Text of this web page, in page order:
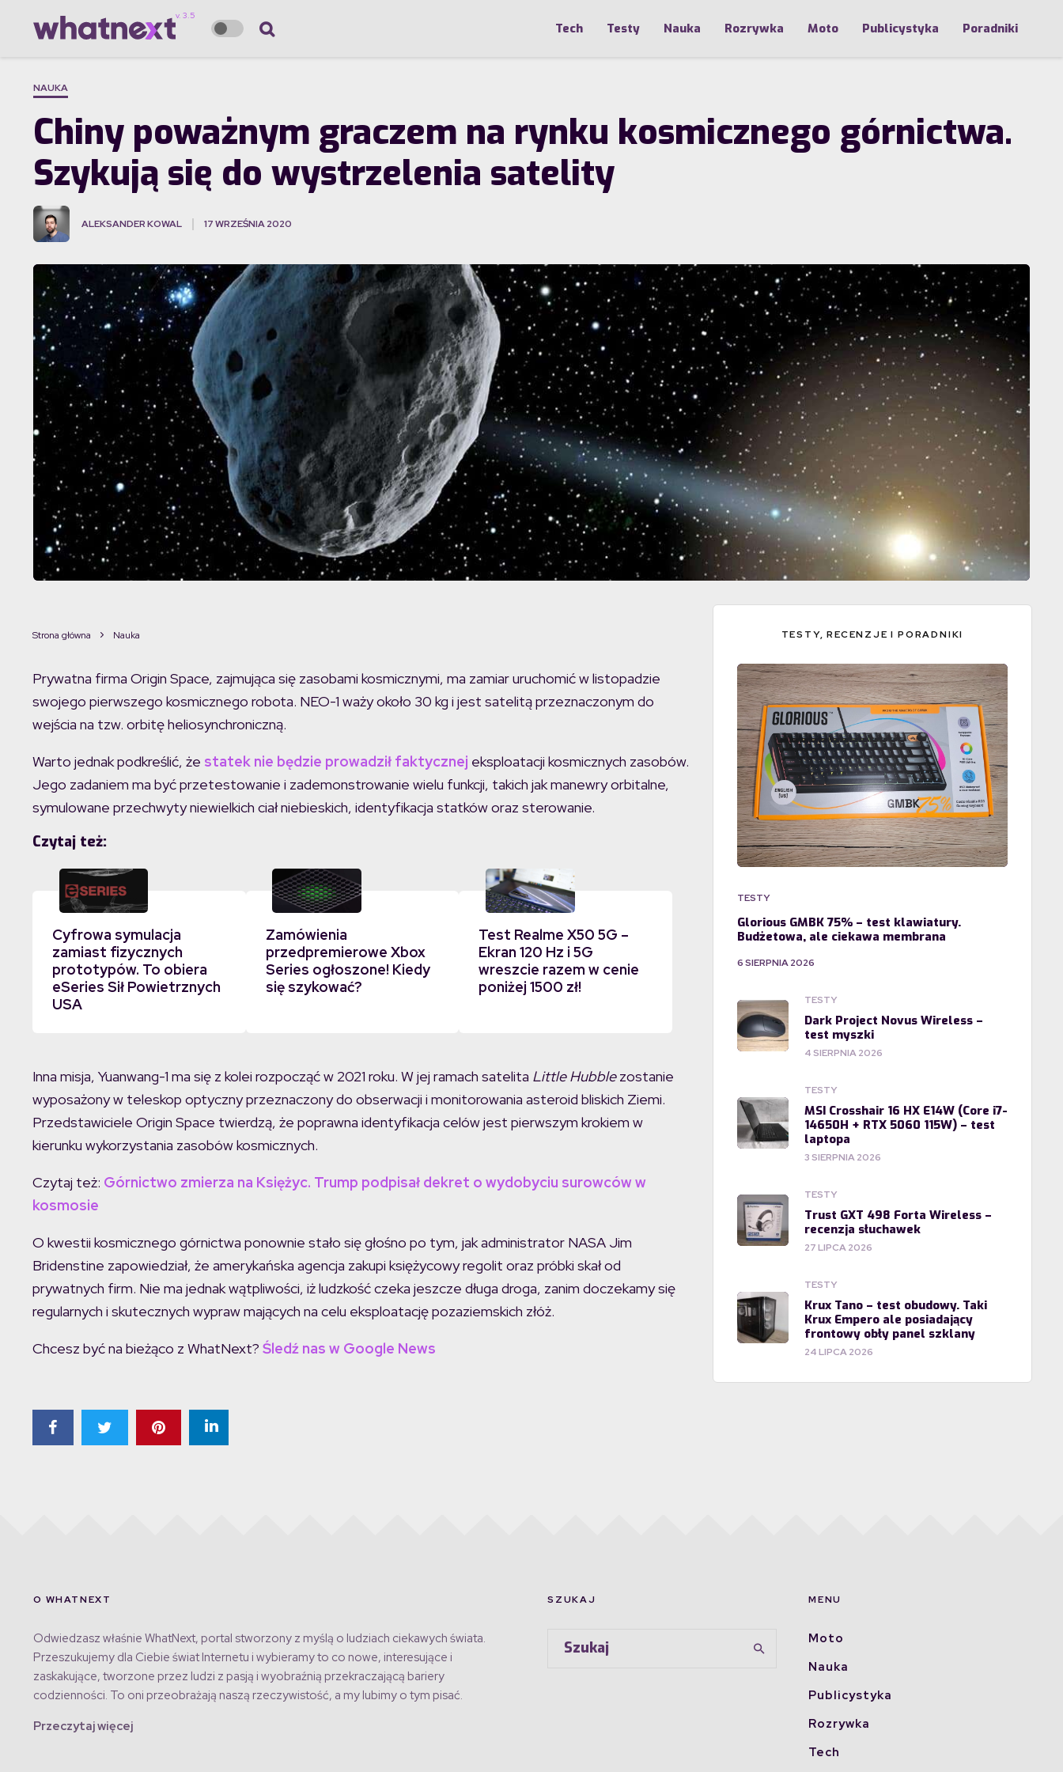
Tech Testy Nauka Rozrywka Moto Publicystyka Poradniki
NAUKA
Chiny poważnym graczem na rynku kosmicznego górnictwa.
Szykują się do wystrzelenia satelity
ALEKSANDER KOWAL 17 WRZEŚNIA 2020
Strona główna Nauka
Prywatna firma Origin Space, zajmująca się zasobami kosmicznymi, ma zamiar uruchomić w listopadzie
swojego pierwszego kosmicznego robota. NEO-1 waży około 30 kg i jest satelitą przeznaczonym do
wejścia na tzw. orbitę heliosynchroniczną.
Warto jednak podkreślić, że statek nie będzie prowadził faktycznej eksploatacji kosmicznych zasobów.
Jego zadaniem ma być przetestowanie i zademonstrowanie wielu funkcji, takich jak manewry orbitalne,
symulowane przechwyty niewielkich ciał niebieskich, identyfikacja statków oraz sterowanie.
Czytaj też:
Cyfrowa symulacja
zamiast fizycznych
prototypów. To obiera
eSeries Sił Powietrznych
USA
Zamówienia
przedpremierowe Xbox
Series ogłoszone! Kiedy
się szykować?
Test Realme X50 5G –
Ekran 120 Hz i 5G
wreszcie razem w cenie
poniżej 1500 zł!
Inna misja, Yuanwang-1 ma się z kolei rozpocząć w 2021 roku. W jej ramach satelita Little Hubblezostanie
wyposażony w teleskop optyczny przeznaczony do obserwacji i monitorowania asteroid bliskich Ziemi.
Przedstawiciele Origin Space twierdzą, że poprawna identyfikacja celów jest pierwszym krokiem w
kierunku wykorzystania zasobów kosmicznych.
Czytaj też: Górnictwo zmierza na Księżyc. Trump podpisał dekret o wydobyciu surowców w
kosmosie
O kwestii kosmicznego górnictwa ponownie stało się głośno po tym, jak administrator NASA Jim
Bridenstine zapowiedział, że amerykańska agencja zakupi księżycowy regolit oraz próbki skał od
prywatnych firm. Nie ma jednak wątpliwości, iż ludzkość czeka jeszcze długa droga, zanim doczekamy się
regularnych i skutecznych wypraw mających na celu eksploatację pozaziemskich złóż.
Chcesz być na bieżąco z WhatNext? Śledź nas w Google News
TESTY, RECENZJE I PORADNIKI
TESTY
Glorious GMBK 75% – test klawiatury.
Budżetowa, ale ciekawa membrana
6 SIERPNIA 2026
TESTY
Dark Project Novus Wireless –
test myszki
4 SIERPNIA 2026
TESTY
MSI Crosshair 16 HX E14W (Core i7-
14650H + RTX 5060 115W) – test
laptopa
3 SIERPNIA 2026
TESTY
Trust GXT 498 Forta Wireless –
recenzja słuchawek
27 LIPCA 2026
TESTY
Krux Tano – test obudowy. Taki
Krux Empero ale posiadający
frontowy obły panel szklany
24 LIPCA 2026
O WHATNEXT
Odwiedzasz właśnie WhatNext, portal stworzony z myślą o ludziach ciekawych świata.
Przeszukujemy dla Ciebie świat Internetu i wybieramy to co nowe, interesujące i
zaskakujące, tworzone przez ludzi z pasją i wyobraźnią przekraczającą bariery
codzienności. To oni przeobrażają naszą rzeczywistość, a my lubimy o tym pisać.
Przeczytaj więcej
SZUKAJ MENU
Moto
Nauka
Publicystyka
Rozrywka
Tech